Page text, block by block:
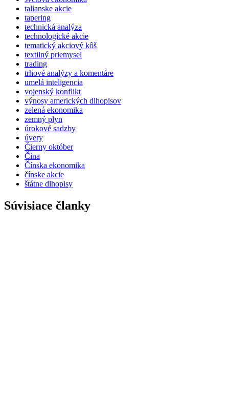
talianske akcie
tapering
technická analýza
technologické akcie
tematický akciový kôš
textilný priemysel
trading
trhové analýzy a komentáre
umelá inteligencia
vojenský konflikt
výnosy amerických dlhopisov
zelená ekonomika
zemný plyn
úrokové sadzby
úvery
Čierny október
Čína
Čínska ekonomika
čínske akcie
štátne dlhopisy
Súvisiace članky